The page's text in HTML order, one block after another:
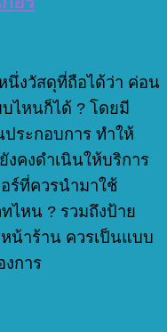
นึ่งวัสดุที่ถือได้ว่า ค่อน
ไหนก็ได้ ? โดยมี
ระกอบการ ทำให้
งคงดำเนินให้บริการ
ร์ที่ควรนำมาใช้
ไหน ? รวมถึงป้าย
น้าร้าน ควรเป็นแบบ
งการ